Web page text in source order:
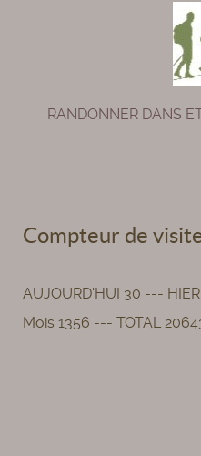
RANDONNER DANS
Compteur de
AUJOURD'HUI 30 ---
Mois 1356 --- TOTAL